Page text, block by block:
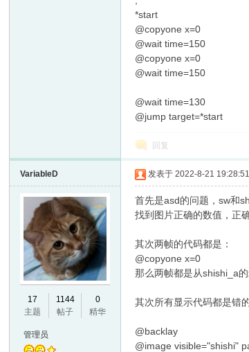
*start
@copyone x=0
@wait time=150
@copyone x=0
@wait time=150
@wait time=130
@jump target=*start
回复
VariableD
17
主题
1144
帖子
0
精华
管理员
发表于 2022-8-21 19:28:51
首先是asd的问题，sw和
找到图片正确的数值，正
其次两帧的代码都是：
@copyone x=0
那么两帧都是从shishi_a
其次所有显示代码都是错
@backlay
@image visible="shishi"